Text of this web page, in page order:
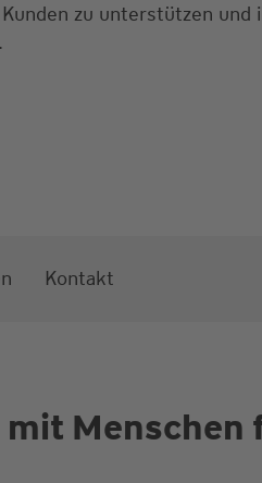
zu unterstützen und
Kontakt
Menschen